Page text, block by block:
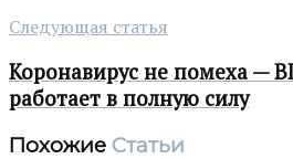
Следующая статья
Коронавирус не помеха —
работает в полную силу
Похожие Статьи